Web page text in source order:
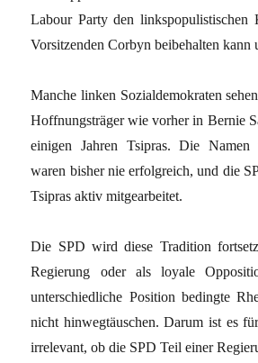
Labour Party den linkspopulistischen
Vorsitzenden Corbyn beibehalten kann
Manche linken Sozialdemokraten
Hoffnungsträger wie vorher in Bernie
einigen Jahren Tsipras. Die Namen
waren bisher nie erfolgreich, und die
Tsipras aktiv mitgearbeitet.
Die SPD wird diese Tradition
Regierung oder als loyale
unterschiedliche Position bedingte
nicht hinwegtäuschen. Darum ist es
irrelevant, ob die SPD Teil einer